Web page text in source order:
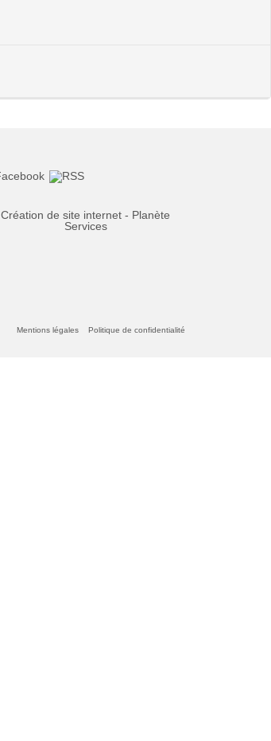
Création de site internet - Planète
Services
Mentions légales Politique de confidentialité